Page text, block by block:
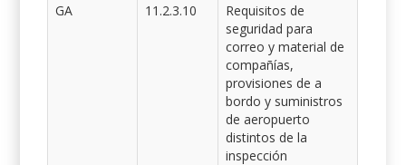
GA
11.2.3.10
Requisitos de
seguridad para
correo y material de
compañías,
provisiones de a
bordo y suministros
de aeropuerto
distintos de la
inspección